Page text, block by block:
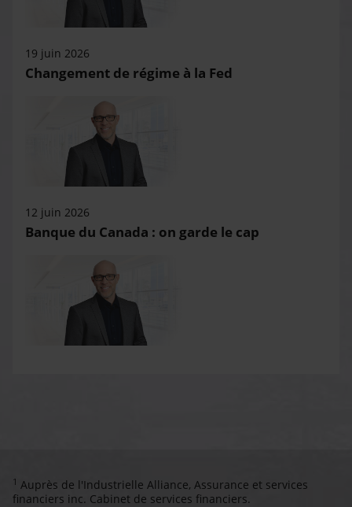
19 juin 2026
Changement de régime à la Fed
12 juin 2026
Banque du Canada : on garde le cap
1 Auprès de l'Industrielle Alliance, Assurance et services
financiers inc. Cabinet de services financiers.